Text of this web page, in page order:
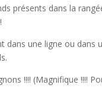
présents dans la
!
dans une ligne ou dans
!!!! (Magnifique !!!!